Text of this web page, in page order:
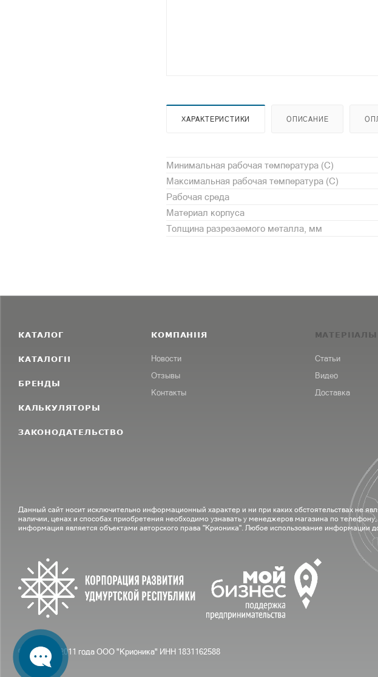
ХАРАКТЕРИСТИКИ ОПИСАНИЕ
Минимальная рабочая температура (С)
Максимальная рабочая температура (С)
Рабочая среда
Материал корпуса
Толщина разрезаемого металла, мм
КАТАЛОГ
КАТАЛОГИ
БРЕНДЫ
КАЛЬКУЛЯТОРЫ
ЗАКОНОДАТЕЛЬСТВО
КОМПАНИЯ
Новости
Отзывы
Контакты
МАТЕРИАЛЫ
Статьи
Видео
Доставка
Данный сайт носит исключительно информационный характер и ни при каких обстоятельствах не
наличии, ценах и способах приобретения необходимо узнавать у менеджеров магазина по
информация является объектами авторского права "Крионика". Любое использование информации
© С вами с 2011 года ООО "Крионика" ИНН 1831162588